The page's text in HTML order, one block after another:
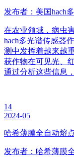
发布者：美国hach
在农业领域，病虫
hach多光谱传感器
测中发挥着越来越
获作物在可见光、
通过分析这些信息
14
2024-05
哈希薄膜全自动熔
发布者：哈希薄膜